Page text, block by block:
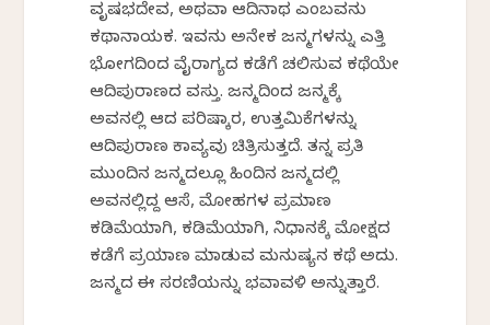
ವೃಷಭದೇವ, ಅಥವಾ ಆದಿನಾಥ ಎಂಬವನು
ಕಥಾನಾಯಕ. ಇವನು ಅನೇಕ ಜನ್ಮಗಳನ್ನು ಎತ್ತಿ
ಭೋಗದಿಂದ ವೈರಾಗ್ಯದ ಕಡೆಗೆ ಚಲಿಸುವ ಕಥೆಯೇ
ಆದಿಪುರಾಣದ ವಸ್ತು. ಜನ್ಮದಿಂದ ಜನ್ಮಕ್ಕೆ
ಅವನಲ್ಲಿ ಆದ ಪರಿಷ್ಕಾರ, ಉತ್ತಮಿಕೆಗಳನ್ನು
ಆದಿಪುರಾಣ ಕಾವ್ಯವು ಚಿತ್ರಿಸುತ್ತದೆ. ತನ್ನ ಪ್ರತಿ
ಮುಂದಿನ ಜನ್ಮದಲ್ಲೂ ಹಿಂದಿನ ಜನ್ಮದಲ್ಲಿ
ಅವನಲ್ಲಿದ್ದ ಆಸೆ, ಮೋಹಗಳ ಪ್ರಮಾಣ
ಕಡಿಮೆಯಾಗಿ, ಕಡಿಮೆಯಾಗಿ, ನಿಧಾನಕ್ಕೆ ಮೋಕ್ಷದ
ಕಡೆಗೆ ಪ್ರಯಾಣ ಮಾಡುವ ಮನುಷ್ಯನ ಕಥೆ ಅದು.
ಜನ್ಮದ ಈ ಸರಣಿಯನ್ನು ಭವಾವಳಿ ಅನ್ನುತ್ತಾರೆ.